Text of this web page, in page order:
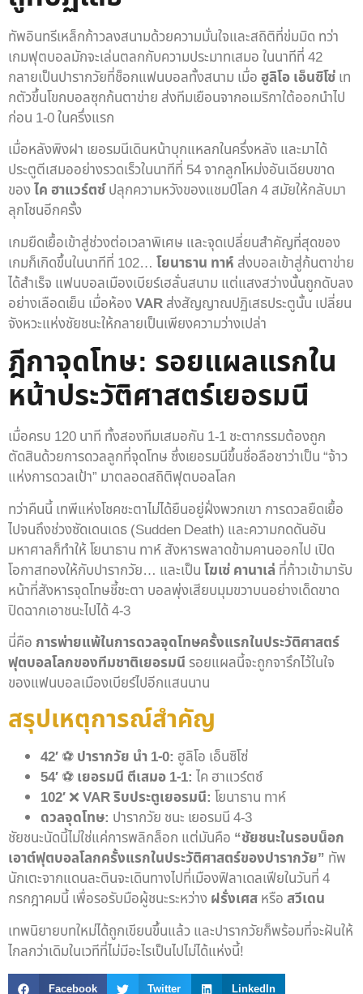
ทัพอินทรีเหล็กก้าวลงสนามด้วยความมั่นใจและสถิติที่ข่มมิด ทว่า
เกมฟุตบอลมักจะเล่นตลกกับความประมาทเสมอ ในนาทีที่ 42
กลายเป็นปารากวัยที่ช็อกแฟนบอลทั้งสนาม เมื่อฮูลิโอ เอ็นซิโซ่เท
กตัวขึ้นโขกบอลซุกก้นตาข่าย ส่งทีมเยือนจากอเมริกาใต้ออกนำไป
ก่อน 1-0 ในครึ่งแรก
เมื่อหลังพิงฝา เยอรมนีเดินหน้าบุกแหลกในครึ่งหลัง และมาได้
ประตูตีเสมออย่างรวดเร็วในนาทีที่ 54 จากลูกโหม่งอันเฉียบขาด
ของไค ฮาแวร์ตซ์ปลุกความหวังของแชมป์โลก 4 สมัยให้กลับมา
ลุกโชนอีกครั้ง
เกมยืดเยื้อเข้าสู่ช่วงต่อเวลาพิเศษ และจุดเปลี่ยนสำคัญที่สุดของ
เกมก็เกิดขึ้นในนาทีที่ 102… โยนาธาน ทาห์ ส่งบอลเข้าสู่ก้นตาข่าย
ได้สำเร็จ แฟนบอลเมืองเบียร์เฮลั่นสนาม แต่แสงสว่างนั้นถูกดับลง
อย่างเลือดเย็น เมื่อห้องVARส่งสัญญาณปฏิเสธประตูนั้น เปลี่ยน
จังหวะแห่งชัยชนะให้กลายเป็นเพียงความว่างเปล่า
ฎีกาจุดโทษ: รอยแผลแรกใน
หน้าประวัติศาสตร์เยอรมนี
เมื่อครบ 120 นาที ทั้งสองทีมเสมอกัน 1-1 ชะตากรรมต้องถูก
ตัดสินด้วยการดวลลูกที่จุดโทษ ซึ่งเยอรมนีขึ้นชื่อลือชาว่าเป็น “จ้าว
แห่งการดวลเป้า” มาตลอดสถิติฟุตบอลโลก
ทว่าคืนนี้ เทพีแห่งโชคชะตาไม่ได้ยืนอยู่ฝั่งพวกเขา การดวลยืดเยื้อ
ไปจนถึงช่วงซัดเดนเดธ (Sudden Death) และความกดดันอัน
มหาศาลก็ทำให้ โยนาธาน ทาห์ สังหารพลาดข้ามคานออกไป เปิด
โอกาสทองให้กับปารากวัย… และเป็นโฆเซ่ คานาเล่ ที่ก้าวเข้ามารับ
หน้าที่สังหารจุดโทษชี้ชะตา บอลพุ่งเสียบมุมขวาบนอย่างเด็ดขาด
ปิดฉากเอาชนะไปได้ 4-3
นี่คือ การพ่ายแพ้ในการดวลจุดโทษครั้งแรกในประวัติศาสตร์
ฟุตบอลโลกของทีมชาติเยอรมนี รอยแผลนี้จะถูกจารึกไว้ในใจ
ของแฟนบอลเมืองเบียร์ไปอีกแสนนาน
สรุปเหตุการณ์สำคัญ
42′⚽️ปารากวัย นำ 1-0: ฮูลิโอ เอ็นซิโซ่
54′⚽️เยอรมนี ตีเสมอ 1-1: ไค ฮาแวร์ตซ์
102′❌VAR ริบประตูเยอรมนี: โยนาธาน ทาห์
ดวลจุดโทษ: ปารากวัย ชนะ เยอรมนี 4-3
ชัยชนะนัดนี้ไม่ใช่แค่การพลิกล็อก แต่มันคือ “ชัยชนะในรอบน็อก
เอาต์ฟุตบอลโลกครั้งแรกในประวัติศาสตร์ของปารากวัย” ทัพ
นักเตะจากแดนละตินจะเดินทางไปที่เมืองฟิลาเดลเฟียในวันที่ 4
กรกฎาคมนี้ เพื่อรอรับมือผู้ชนะระหว่างฝรั่งเศสหรือสวีเดน
เทพนิยายบทใหม่ได้ถูกเขียนขึ้นแล้ว และปารากวัยก็พร้อมที่จะฝันให้
ไกลกว่าเดิมในเวทีที่ไม่มีอะไรเป็นไปไม่ได้แห่งนี้!
Facebook Twitter LinkedIn